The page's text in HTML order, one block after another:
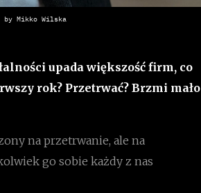
Mikko Wilska
upada większość firm, co
rok? Przetrwać? Brzmi mało
na przetrwanie, ale na
go sobie każdy z nas